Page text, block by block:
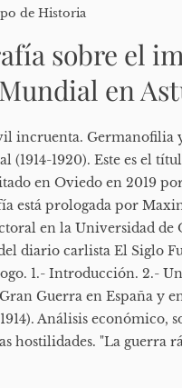
de Historia
sobre el
en
incruenta. Germanofilia
(1914-1920). Este es el
en Oviedo en 2019
está prologada por
en la Universidad de
diario carlista El Siglo
1.- Introducción. 2.-
Guerra en España y
Análisis económico,
hostilidades. "La guerra